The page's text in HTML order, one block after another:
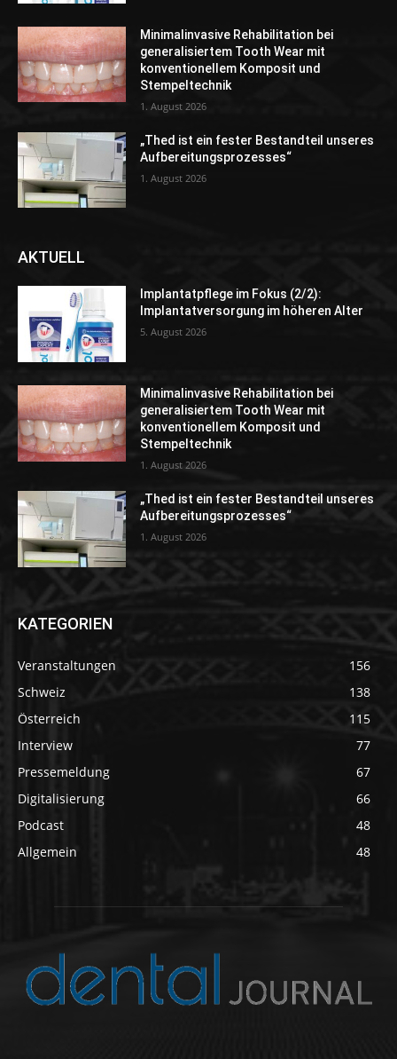
Minimalinvasive Rehabilitation bei
generalisiertem Tooth Wear mit
konventionellem Komposit und
Stempeltechnik
1. August 2026
„Thed ist ein fester Bestandteil unseres
Aufbereitungsprozesses“
1. August 2026
AKTUELL
Implantatpflege im Fokus (2/2):
Implantatversorgung im höheren Alter
5. August 2026
Minimalinvasive Rehabilitation bei
generalisiertem Tooth Wear mit
konventionellem Komposit und
Stempeltechnik
1. August 2026
„Thed ist ein fester Bestandteil unseres
Aufbereitungsprozesses“
1. August 2026
KATEGORIEN
Veranstaltungen
156
Schweiz
138
Österreich
115
Interview
77
Pressemeldung
67
Digitalisierung
66
Podcast
48
Allgemein
48